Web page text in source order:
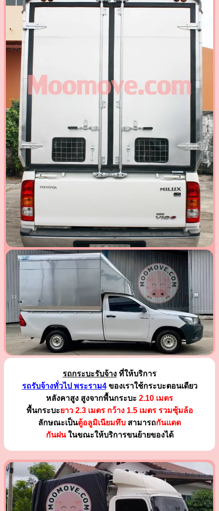
รถกระบะรับจ้าง ที่ให้บริการ
รถรับจ้างทั่วไป พระราม4ของเราใช้กระบะตอนเดียว
หลังคาสูง สูงจากพื้นกระบะ 2.10 เมตร
พื้นกระบะยาว 2.3 เมตร กว้าง 1.5 เมตร รวมซุ้มล้อ
ลักษณะเป็นตู้อลูมิเนียมทึบ สามารถกันแดด
กันฝนในขณะให้บริการขนย้ายของได้